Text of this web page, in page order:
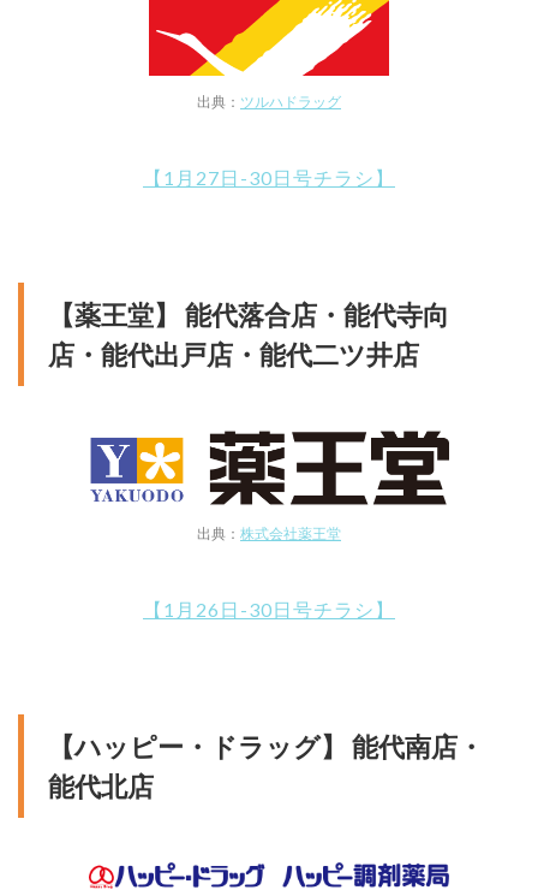
出典： ツルハドラッグ
【1月27日-30日号チラシ】
【薬王堂】 能代落合店・能代寺向
店・能代出戸店・能代二ツ井店
出典： 株式会社薬王堂
【1月26日-30日号チラシ】
【ハッピー・ドラッグ】 能代南店・
能代北店